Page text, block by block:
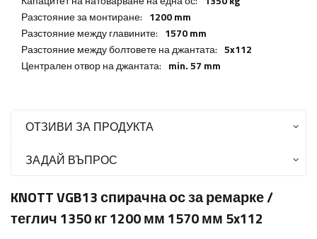
Разстояние за монтиране: 1200 mm
Разстояние между главините: 1570 mm
Разстояние между болтовете на джантата: 5x112
Централен отвор на джантата: min. 57 mm
ОТЗИВИ ЗА ПРОДУКТА
ЗАДАЙ ВЪПРОС
KNOTT VGB13 спирачна ос за ремарке /
теглич 1350 кг 1200 мм 1570 мм 5x112